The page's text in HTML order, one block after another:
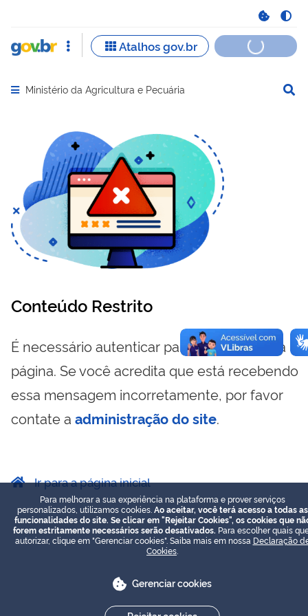
Abrir menu principal de navegação
Ministério da Agricultura e Pecuária
Conteúdo Restrito
É necessário autenticar para visualizar essa
página. Se você acredita que está recebendo
essa mensagem incorretamente, por favor
contate a administração do site.
Ir para a página inicial
Para melhorar a sua experiência na plataforma e prover serviços
personalizados, utilizamos cookies. Ao aceitar, você terá acesso a todas as
funcionalidades do site. Se clicar em "Rejeitar Cookies", os cookies que
forem estritamente necessários serão desativados. Para escolher quais
autorizar, clique em "Gerenciar cookies". Saiba mais em nossa Declaração
Cookies
Gerenciar cookies